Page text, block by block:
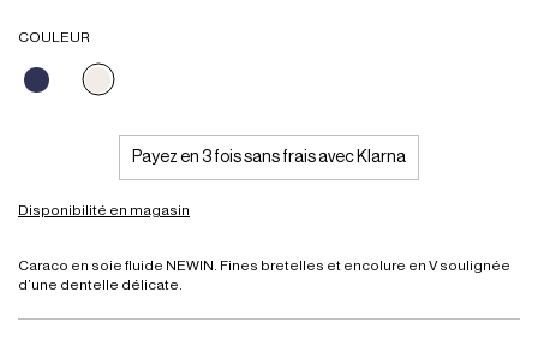
COULEUR
Sélectionné
Payez en 3 fois sans frais avec Klarna
Disponibilité en magasin
Caraco en soie fluide NEWIN. Fines bretelles et encolure en V soulignée
d’une dentelle délicate.